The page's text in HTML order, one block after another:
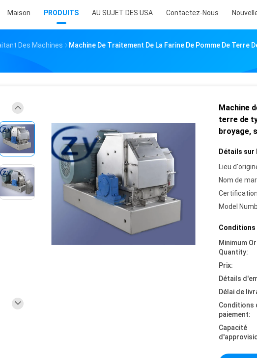
Maison PRODUITS AU SUJET DES USA Contactez-Nous
Des Machines
Machine De Traitement De La Farine De Pomme De Terre
Machine
terre de
broyage,
Détails sur
Lieu
Nom de
Model
Conditions
Minimum
Quantity:
Prix:
Détails
Délai de
Conditions
paiement:
Capacité